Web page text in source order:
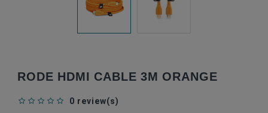
RODE HDMI CABLE 3M ORANGE
0 review(s)